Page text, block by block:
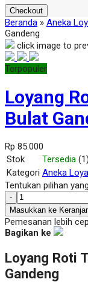
Checkout
Beranda » Aneka
Gandeng
click image to
Terpopuler
Loyang
Bulat
Rp 85.000
Stok
Tersedia (1)
Kategori Aneka
Tentukan pilihan
-
Masukkan ke
Pemesanan lebih
Bagikan ke
Loyang Roti
Gandeng